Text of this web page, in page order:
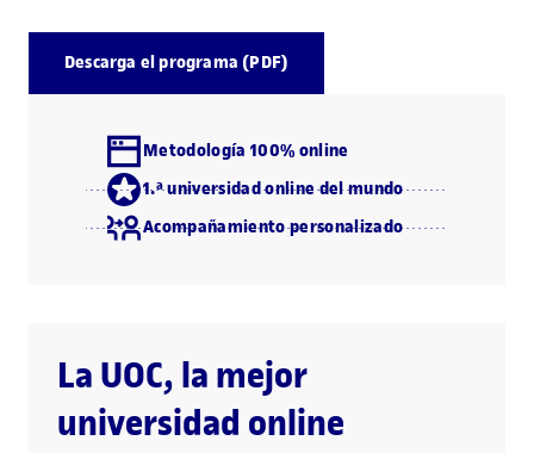
Descarga el programa (PDF)
Metodología 100% online
1.ª universidad online del mundo
Acompañamiento personalizado
La UOC, la mejor
universidad online